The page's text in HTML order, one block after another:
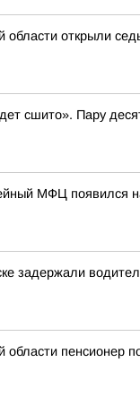
области открыли
сшито». Пару
МФЦ появился
задержали
области пенсионер